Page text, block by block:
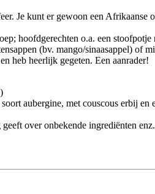
Je kunt er gewoon een
hoofdgerechten o.a. een
(bv. mango/sinaasappel) of
heb heerlijk gegeten. Een aanrader!
aubergine, met couscous erbij
over onbekende ingrediënten enz.